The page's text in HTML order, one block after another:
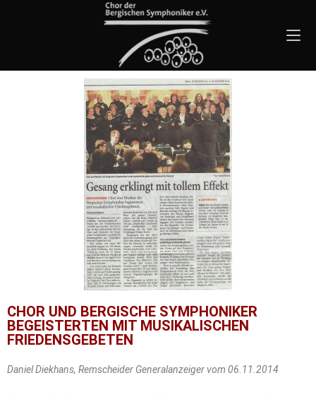
CHOR UND BERGISCHE SYMPHONIKER
BEGEISTERTEN MIT MUSIKALISCHEN
FRIEDENSGEBETEN
Daniel Diekhans, Remscheider Generalanzeiger vom 06.11.2014